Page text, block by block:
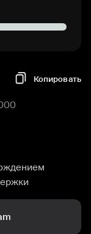
Копировать